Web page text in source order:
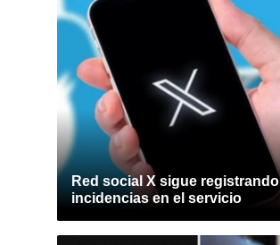
Red social X sigue registrando
incidencias en el servicio